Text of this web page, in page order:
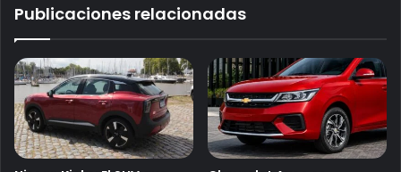
Publicaciones relacionadas